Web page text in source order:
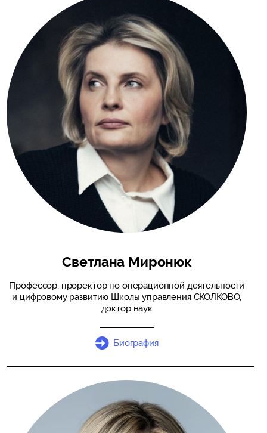
Светлана Миронюк
Профессор, проректор по операционной деятельности
и цифровому развитию Школы управления СКОЛКОВО,
доктор наук
Биография